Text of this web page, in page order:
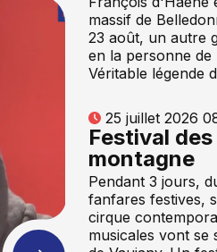
massif de
23 août, un autre
en la personne de
Véritable légende
25 juillet 2026
Festival
montagne
Pendant 3 jours,
fanfares festives,
cirque
musicales vont se